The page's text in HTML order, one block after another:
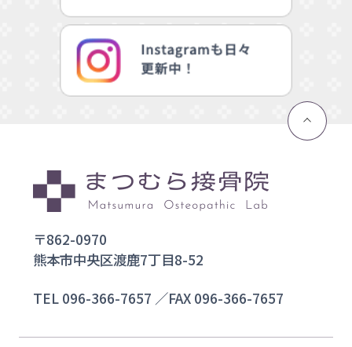
〒862-0970
熊本市中央区渡鹿7丁目8-52
TEL 096-366-7657 ／FAX 096-366-7657